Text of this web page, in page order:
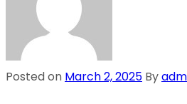
Posted on March 2, 2025 By